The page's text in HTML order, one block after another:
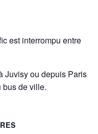
est interrompu entre
Juvisy ou depuis Paris
bus de ville.